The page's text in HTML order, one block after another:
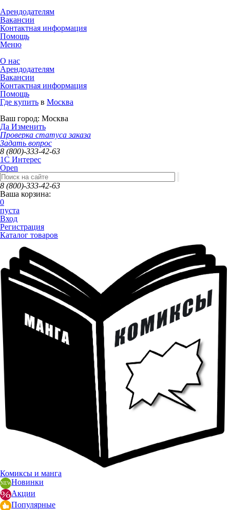
Арендодателям
Вакансии
Контактная информация
Помощь
Меню
О нас
Арендодателям
Вакансии
Контактная информация
Помощь
Где купить в Москва
Ваш город: Москва
Да Изменить
Проверка статуса заказа
Задать вопрос
8 (800)-333-42-63
1C Интерес
Open
8 (800)-333-42-63
Ваша корзина:
0
пуста
Вход
Регистрация
Каталог товаров
Комиксы и манга
Новинки
Акции
Популярные